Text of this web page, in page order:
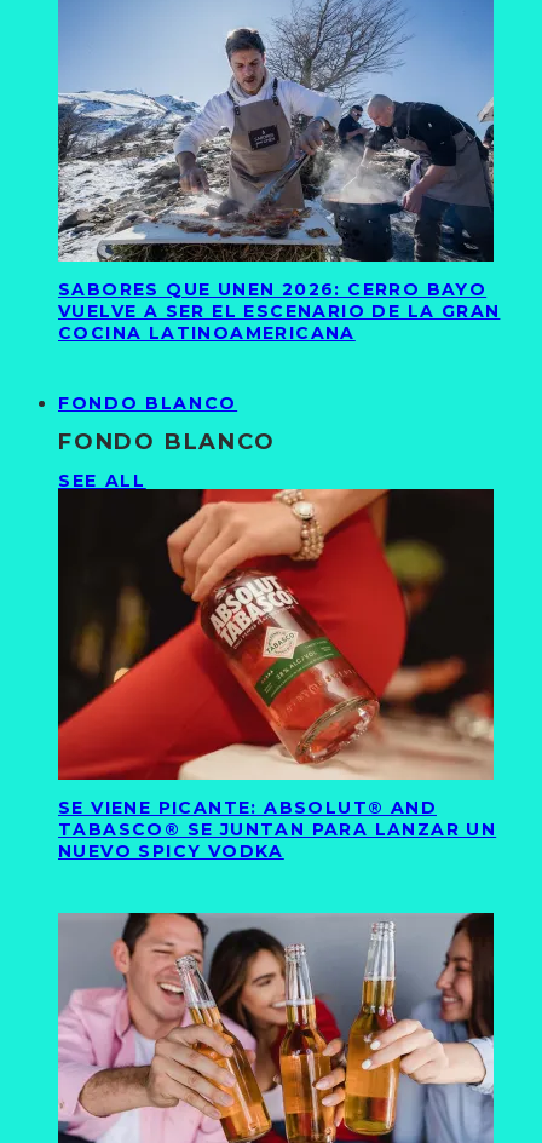
SABORES QUE UNEN 2026: CERRO BAYO
VUELVE A SER EL ESCENARIO DE LA GRAN
COCINA LATINOAMERICANA
FONDO BLANCO
FONDO BLANCO
SEE ALL
SE VIENE PICANTE: ABSOLUT® AND
TABASCO® SE JUNTAN PARA LANZAR UN
NUEVO SPICY VODKA